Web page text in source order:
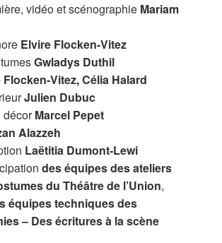
vidéo et scénographie Mariam
Elvire Flocken-Vitez
Gwladys Duthil
Flocken-Vitez, Célia Halard
Julien Dubuc
décorMarcel Pepet
Alazzeh
Laëtitia Dumont-Lewi
des équipes des ateliers
du Théâtre de l’Union,
équipes techniques des
– Des écritures à la scène